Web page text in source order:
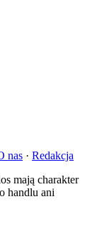
nas · Redakcja
mają charakter
handlu ani